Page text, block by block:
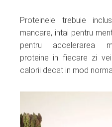
Proteinele trebuie
mancare, intai pentru
pentru accelerarea
proteine in fiecare zi
calorii decat in mod